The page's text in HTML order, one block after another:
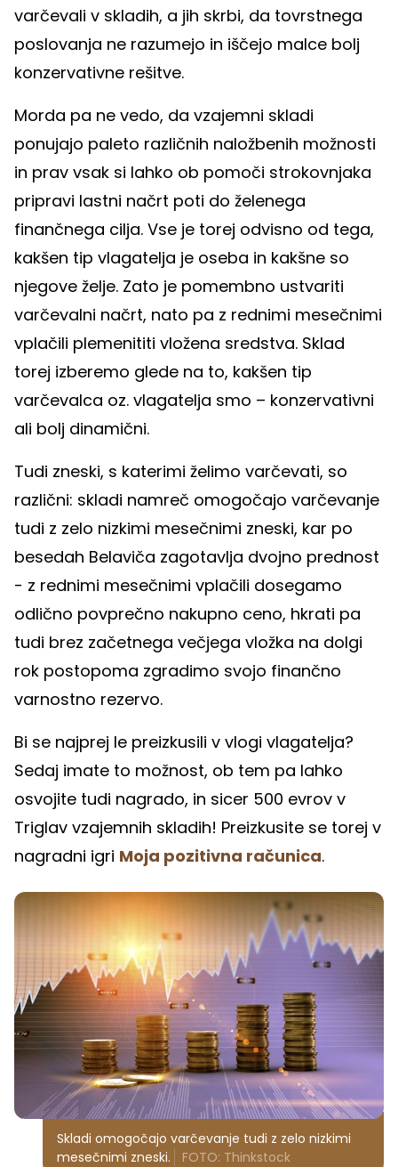
varčevali v skladih, a jih skrbi, da tovrstnega
poslovanja ne razumejo in iščejo malce bolj
konzervativne rešitve.
Morda pa ne vedo, da vzajemni skladi
ponujajo paleto različnih naložbenih možnosti
in prav vsak si lahko ob pomoči strokovnjaka
pripravi lastni načrt poti do želenega
finančnega cilja. Vse je torej odvisno od tega,
kakšen tip vlagatelja je oseba in kakšne so
njegove želje. Zato je pomembno ustvariti
varčevalni načrt, nato pa z rednimi mesečnimi
vplačili plemenititi vložena sredstva. Sklad
torej izberemo glede na to, kakšen tip
varčevalca oz. vlagatelja smo – konzervativni
ali bolj dinamični.
Tudi zneski, s katerimi želimo varčevati, so
različni: skladi namreč omogočajo varčevanje
tudi z zelo nizkimi mesečnimi zneski, kar po
besedah Belaviča zagotavlja dvojno prednost
- z rednimi mesečnimi vplačili dosegamo
odlično povprečno nakupno ceno, hkrati pa
tudi brez začetnega večjega vložka na dolgi
rok postopoma zgradimo svojo finančno
varnostno rezervo.
Bi se najprej le preizkusili v vlogi vlagatelja?
Sedaj imate to možnost, ob tem pa lahko
osvojite tudi nagrado, in sicer 500 evrov v
Triglav vzajemnih skladih! Preizkusite se torej v
nagradni igri Moja pozitivna računica.
Skladi omogočajo varčevanje tudi z zelo nizkimi
mesečnimi zneski.
FOTO: Thinkstock